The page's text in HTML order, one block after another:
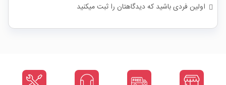
اولین فردی باشید که دیدگاهتان را ثبت میکنید